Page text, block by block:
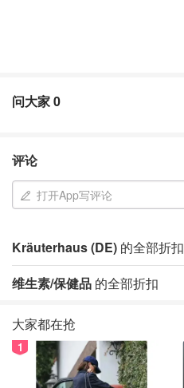
问大家0
评论
打开App写评论
Kräuterhaus (DE) 的全部折扣
维生素/保健品 的全部折扣
大家都在抢
1